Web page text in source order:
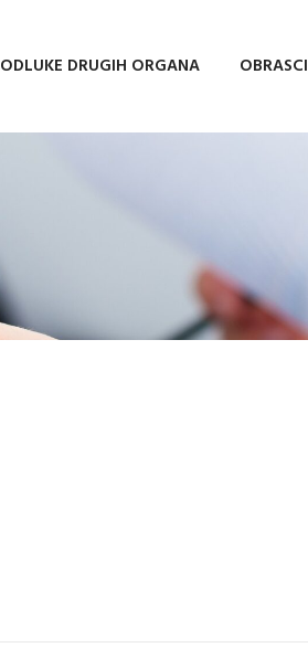
ODLUKE DRUGIH ORGANA OBRASCI